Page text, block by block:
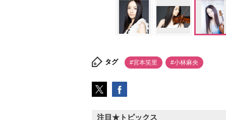
タグ #宮本笑里 #小林麻央
注目★トピックス